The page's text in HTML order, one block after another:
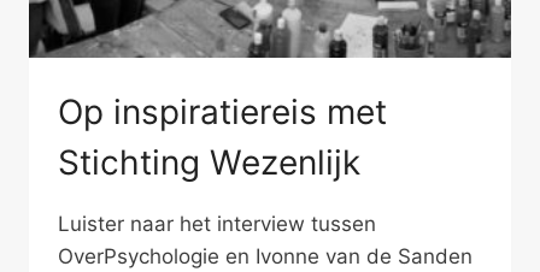
Op inspiratiereis met
Stichting Wezenlijk
Luister naar het interview tussen
OverPsychologie en Ivonne van de Sanden